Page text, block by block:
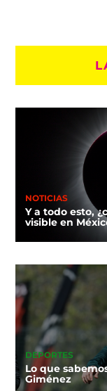
NOTICIAS
Y a todo esto,
visible en
DEPORTES
Lo que
Giménez